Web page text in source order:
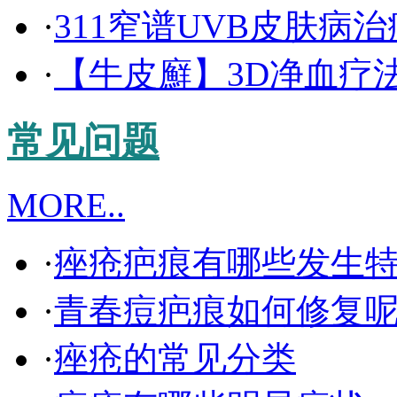
·311窄谱UVB皮肤病治
· 【牛皮廯】3D净血疗
常见问题
MORE..
·痤疮疤痕有哪些发生
·青春痘疤痕如何修复
·痤疮的常见分类